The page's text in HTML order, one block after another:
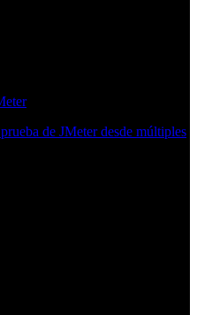
de JMeter desde múltiples